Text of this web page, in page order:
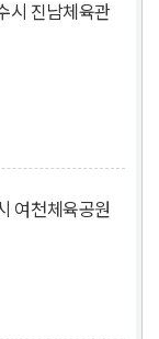
시 진남체육관
여천체육공원